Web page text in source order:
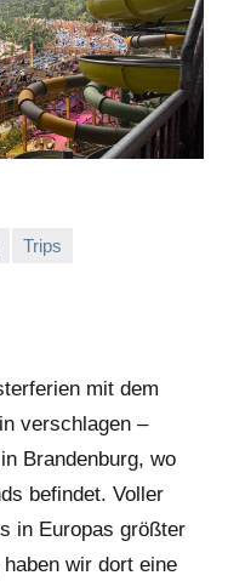
Trips
mit dem
verschlagen –
Brandenburg, wo
befindet. Voller
in Europas größter
wir dort eine